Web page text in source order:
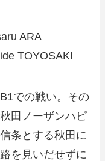
ARA
TOYOSAKI
での戦い。その
田ノーザンハピ
条とする秋田に
を見いだせずに